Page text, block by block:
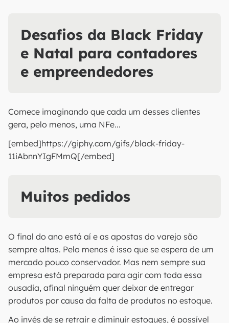
Desafios da Black Friday
e Natal para contadores
e empreendedores
Comece imaginando que cada um desses clientes
gera, pelo menos, uma NFe...
[embed]https://giphy.com/gifs/black-friday-
11iAbnnYIgFMmQ[/embed]
Muitos pedidos
O final do ano está aí e as apostas do varejo são
sempre altas. Pelo menos é isso que se espera de um
mercado pouco conservador. Mas nem sempre sua
empresa está preparada para agir com toda essa
ousadia, afinal ninguém quer deixar de entregar
produtos por causa da falta de produtos no estoque.
Ao invés de se retrair e diminuir estoques, é possível